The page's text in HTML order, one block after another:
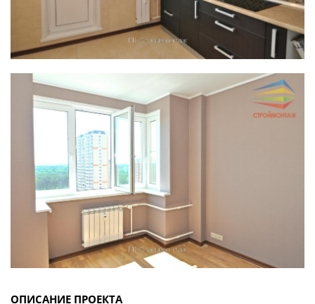
ОПИСАНИЕ ПРОЕКТА
Данная квартира продемонстрирована как раз
в таком промышленном оформлении, где
используется обыкновенная покраска стен,
плитка с необработанной поверхностью,
структурная штукатурка и простая форма
мебели с матовым стеклом. Такая
интерпретация стилевого направления
является более адаптированной под
стандартную планировку квартиры.
РЕМОНТ КВАРТИРЫ ПОД КЛЮЧ + ДИЗАЙН ПРОЕКТ
– ВОЛГОГРАДСКИЙ ПРОСПЕКТ